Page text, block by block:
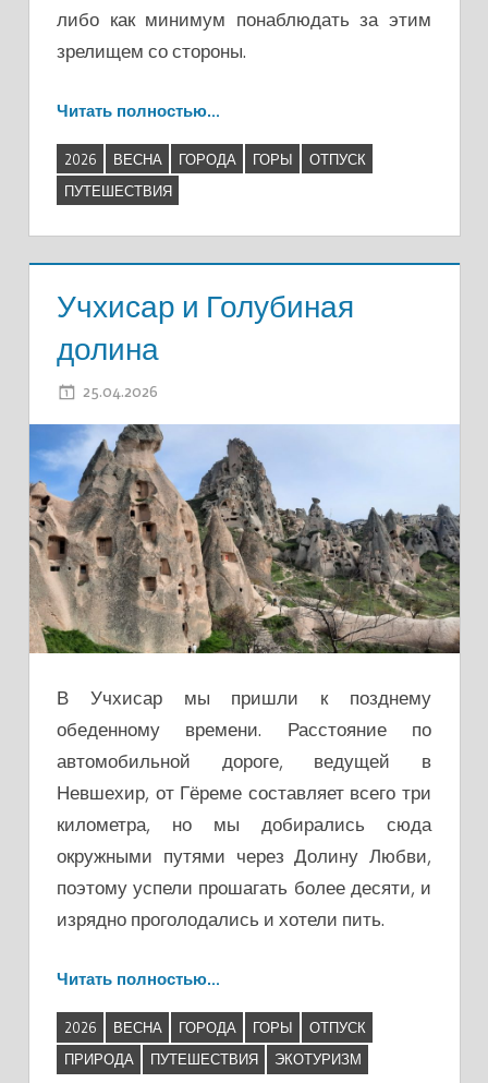
либо как минимум понаблюдать за этим
зрелищем со стороны.
Читать полностью…
2026 ВЕСНА ГОРОДА ГОРЫ
ОТПУСК
ПУТЕШЕСТВИЯ
Учхисар и Голубиная
долина
25.04.2026
В Учхисар мы пришли к позднему
обеденному времени. Расстояние по
автомобильной дороге, ведущей в
Невшехир, от Гёреме составляет всего три
километра, но мы добирались сюда
окружными путями через Долину Любви,
поэтому успели прошагать более десяти, и
изрядно проголодались и хотели пить.
Читать полностью…
2026 ВЕСНА ГОРОДА ГОРЫ
ОТПУСК
ПРИРОДА
ПУТЕШЕСТВИЯ ЭКОТУРИЗМ